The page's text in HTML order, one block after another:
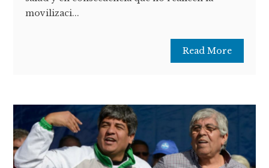
movilizaci...
Read More